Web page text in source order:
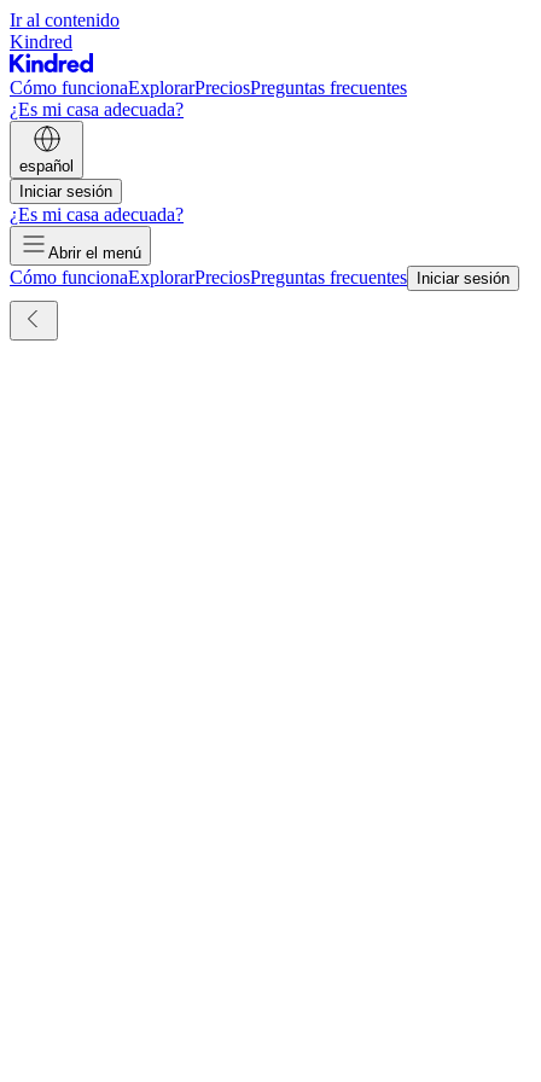
Ir al contenido
Kindred
Cómo funcionaExplorarPreciosPreguntas frecuentes
¿Es mi casa adecuada?
español
Iniciar sesión
¿Es mi casa adecuada?
Abrir el menú
Cómo funcionaExplorarPreciosPreguntas frecuentes Iniciar sesión